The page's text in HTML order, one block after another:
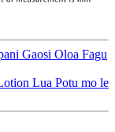
Gaosi Oloa Fagu
Lua Potu mo le